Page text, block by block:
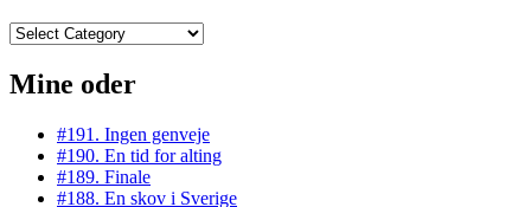
Kategorier
Mine oder
#191. Ingen genveje
#190. En tid for alting
#189. Finale
#188. En skov i Sverige